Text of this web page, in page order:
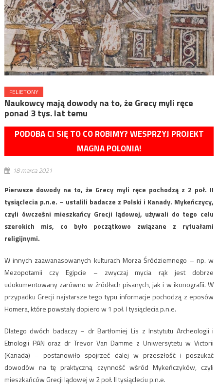
FELIETONY
Naukowcy mają dowody na to, że Grecy myli ręce
ponad 3 tys. lat temu
PODOBA CI SIĘ TO CO ROBIMY? WESPRZYJ PROJEKT
MAGNA POLONIA!
18 marca 2021
Pierwsze dowody na to, że Grecy myli ręce pochodzą z 2 poł. II
tysiąclecia p.n.e. – ustalili badacze z Polski i Kanady. Mykeńczycy,
czyli ówcześni mieszkańcy Grecji lądowej, używali do tego celu
szerokich mis, co było początkowo związane z rytuałami
religijnymi.
W innych zaawanasowanych kulturach Morza Śródziemnego – np. w
Mezopotamii czy Egipcie – zwyczaj mycia rąk jest dobrze
udokumentowany zarówno w źródłach pisanych, jak i w ikonografii. W
przypadku Grecji najstarsze tego typu informacje pochodzą z eposów
Homera, które powstały dopiero w 1 poł. I tysiąclecia p.n.e.
Dlatego dwóch badaczy – dr Bartłomiej Lis z Instytutu Archeologii i
Etnologii PAN oraz dr Trevor Van Damme z Uniwersytetu w Victorii
(Kanada) – postanowiło spojrzeć dalej w przeszłość i poszukać
dowodów na tę praktyczną czynność wśród Mykeńczyków, czyli
mieszkańców Grecji lądowej w 2 poł. II tysiącleciu p.n.e.